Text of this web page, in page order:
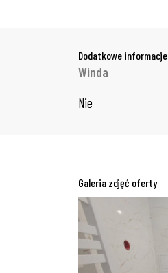
Dodatkowe informacje
Winda
Nie
Galeria zdjęć oferty